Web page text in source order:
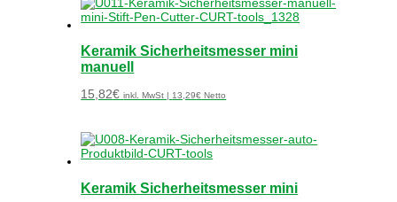
Keramik Sicherheitsmesser mini
manuell
15,82€ inkl. MwSt | 13,29€ Netto
Keramik Sicherheitsmesser mini